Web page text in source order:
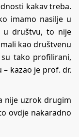
kakav treba.
imamo nasilje u
u društvu, to nije
kao društvenu
tako profilirani,
kazao je prof. dr.
nije uzrok drugim
ovdje nakaradno